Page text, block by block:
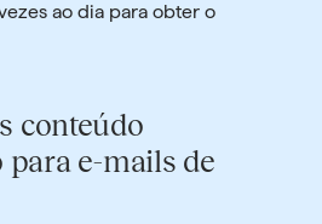
ao dia para obter o
conteúdo
e-mails de